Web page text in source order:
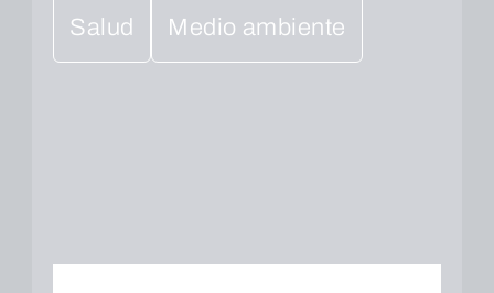
Salud Medio ambiente